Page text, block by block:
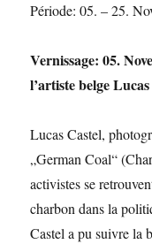
Période: 05. – 25.
Vernissage: 05.
l’artiste belge
Lucas Castel,
„German Coal“
activistes se
charbon dans la
Castel a pu suivre la